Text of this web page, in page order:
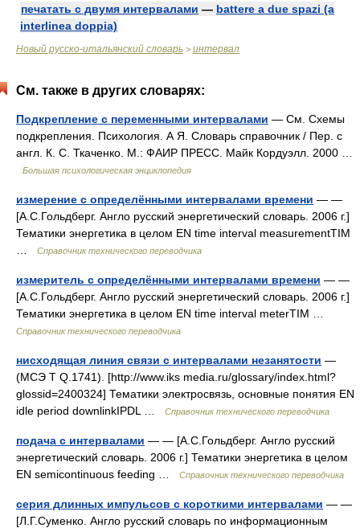
печатать с двумя интервалами — battere a due spazi (a
interlinea doppia)
Новый русско-итальянский словарь > интервал
См. также в других словарях:
Подкрепление с переменными интервалами — См. Схемы
подкрепления. Психология. А Я. Словарь справочник / Пер. с
англ. К. С. Ткаченко. М.: ФАИР ПРЕСС. Майк Кордуэлл. 2000 …
Большая психологическая энциклопедия
измерение с определёнными интервалами времени — —
[А.С.Гольдберг. Англо русский энергетический словарь. 2006 г.]
Тематики энергетика в целом EN time interval measurementTIM
Справочник технического переводчика
измеритель с определёнными интервалами времени — —
[А.С.Гольдберг. Англо русский энергетический словарь. 2006 г.]
Тематики энергетика в целом EN time interval meterTIM …
Справочник технического переводчика
нисходящая линия связи с интервалами незанятости —
(МСЭ Т Q.1741). [http://www.iks media.ru/glossary/index.html?
glossid=2400324] Тематики электросвязь, основные понятия EN
idle period downlinkIPDL …
Справочник технического переводчика
подача с интервалами — — [А.С.Гольдберг. Англо русский
энергетический словарь. 2006 г.] Тематики энергетика в целом
EN semicontinuous feeding …
Справочник технического переводчика
серия длинных импульсов с короткими интервалами — —
[Л.Г.Суменко. Англо русский словарь по информационным